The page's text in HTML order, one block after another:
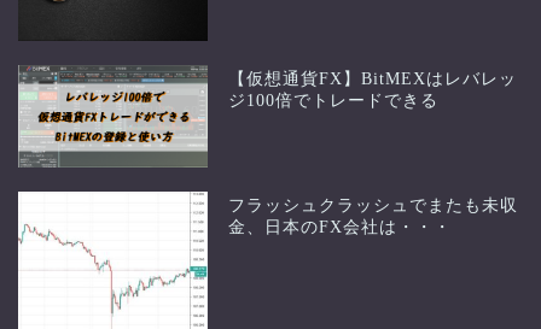
【仮想通貨FX】BitMEXはレバレッ
ジ100倍でトレードできる
フラッシュクラッシュでまたも未収
金、日本のFX会社は・・・